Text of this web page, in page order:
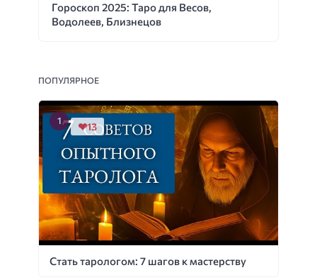
Гороскоп 2025: Таро для Весов,
Водолеев, Близнецов
ПОПУЛЯРНОЕ
Стать тарологом: 7 шагов к мастерству
13